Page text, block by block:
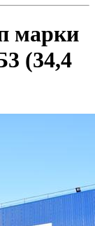
марки
(34,4